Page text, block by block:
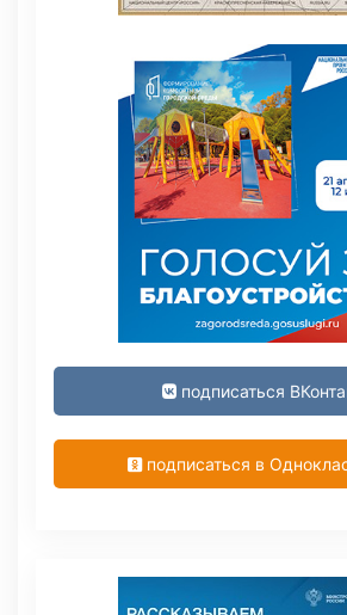
подписаться
подписаться в